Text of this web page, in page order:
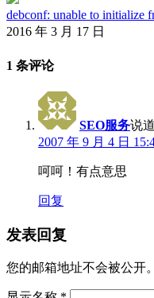
debconf: unable to initialize
2016 年 3 月 17 日
1 条评论
SEO服务说
2007 年 9 月 4 日
呵呵！有点意思
回复
发表回复
您的邮箱地址不会被公开。